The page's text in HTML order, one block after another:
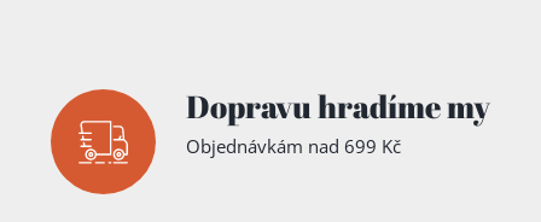
Dopravu hradíme my
Objednávkám nad 699 Kč